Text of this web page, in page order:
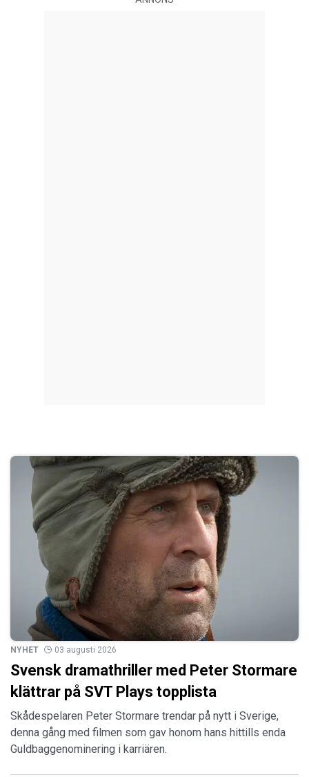
NYHET 03 augusti 2026
Svensk dramathriller med Peter Stormare
klättrar på SVT Plays topplista
Skådespelaren Peter Stormare trendar på nytt i Sverige,
denna gång med filmen som gav honom hans hittills enda
Guldbaggenominering i karriären.